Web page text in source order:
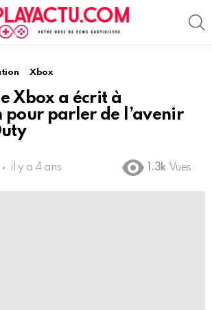
Xbox
Xbox a écrit à
pour parler de l’avenir
il y a 4 ans 1.3k Vues